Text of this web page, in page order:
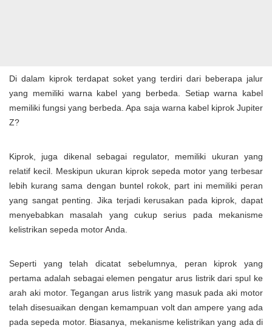
Di dalam kiprok terdapat soket yang terdiri dari beberapa jalur
yang memiliki warna kabel yang berbeda. Setiap warna kabel
memiliki fungsi yang berbeda. Apa saja warna kabel kiprok Jupiter
Z?
Kiprok, juga dikenal sebagai regulator, memiliki ukuran yang
relatif kecil. Meskipun ukuran kiprok sepeda motor yang terbesar
lebih kurang sama dengan buntel rokok, part ini memiliki peran
yang sangat penting. Jika terjadi kerusakan pada kiprok, dapat
menyebabkan masalah yang cukup serius pada mekanisme
kelistrikan sepeda motor Anda.
Seperti yang telah dicatat sebelumnya, peran kiprok yang
pertama adalah sebagai elemen pengatur arus listrik dari spul ke
arah aki motor. Tegangan arus listrik yang masuk pada aki motor
telah disesuaikan dengan kemampuan volt dan ampere yang ada
pada sepeda motor. Biasanya, mekanisme kelistrikan yang ada di